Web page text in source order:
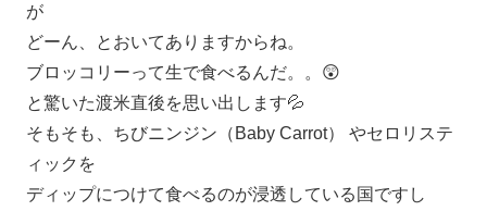
が
どーん、とおいてありますからね。
ブロッコリーって生で食べるんだ。。😲
と驚いた渡米直後を思い出します💦
そもそも、ちびニンジン（Baby Carrot） やセロリステ
ィックを
ディップにつけて食べるのが浸透している国ですし